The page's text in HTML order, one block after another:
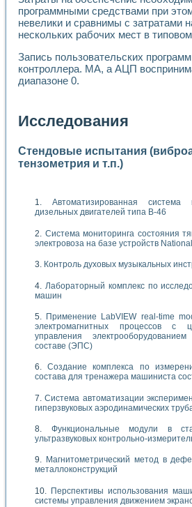
программными средствами при
невелики и сравнимы с затратами
нескольких рабочих мест в
Запись пользовательских
контроллера. МА, а АЦП
диапазоне 0.
Исследования
Стендовые испытания
тензометрия и т.п.)
Автоматизированная система
дизельных двигателей типа В-46
Система мониторинга состояния
электровоза на базе устройств
Контроль духовых музыкальных
Лабораторный комплекс по
машин
Применение LabVIEW real-time
электромагнитных процессов с
управления
составе (ЭПС)
Создание комплекса по
состава для тренажера машиниста
Система автоматизации
гиперзвуковых аэродинамических
Функциональные модули в
ультразвуковых контрольно-
Магнитометрический метод в
металлоконструкций
Перспективы использования
системы управления движением